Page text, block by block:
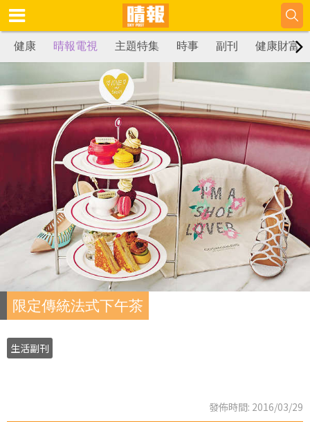
健康 晴報電視 主題特集 時事 副刊 健康財富
限定傳統法式下午茶
生活副刊
發佈時間: 2016/03/29